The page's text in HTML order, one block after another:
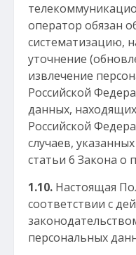
оператор обязан
систематизацию,
уточнение
извлечение
Российской
данных,
Российской
случаев,
статьи 6 Закона о
1.10. Настоящая
соответствии с
персональных